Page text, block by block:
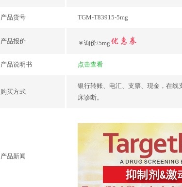
产品货号 TGM-T83915-5mg
产品报价 ￥询价/5mg
产品说明书 点击查看
购买方式
银行转账、电汇、支票、现金，在线
床诊断。
产品新闻